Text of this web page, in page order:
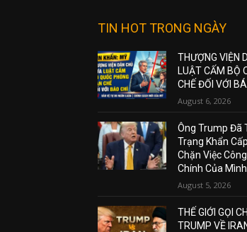
TIN HOT TRONG NGÀY
THƯỢNG VIỆN
LUẬT CẤM BỘ
CHẾ ĐỐI VỚI
August 6, 2026
Ông Trump Đã
Trạng Khẩn
Chặn Việc
Chính Của
August 5, 2026
THẾ GIỚI GỌI
TRUMP VỀ